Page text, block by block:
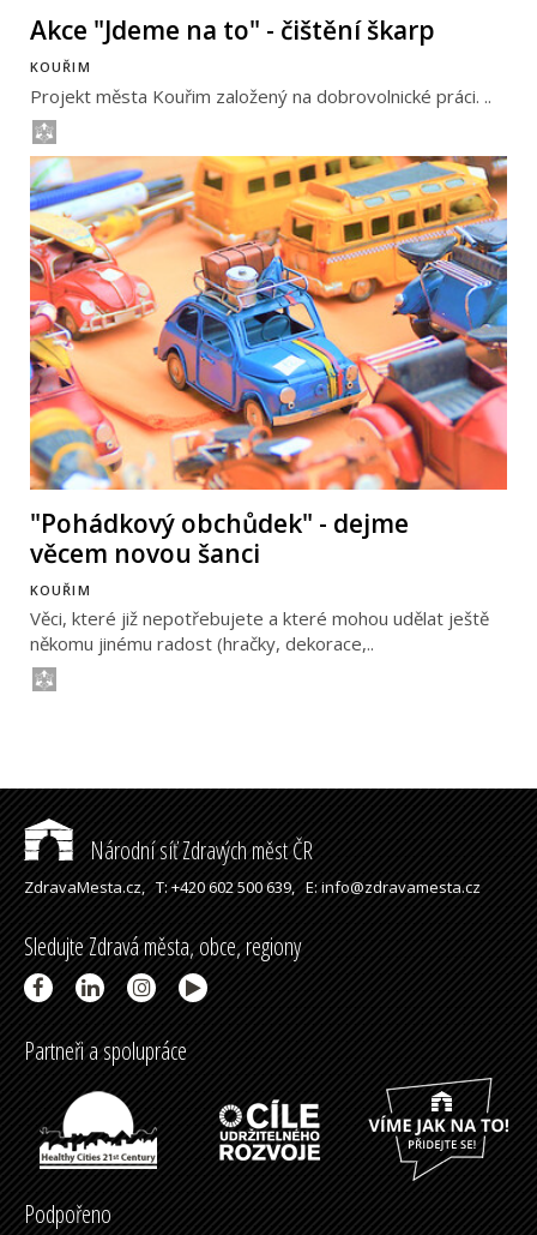
Akce "Jdeme na to" - čištění škarp
KOUŘIM
Projekt města Kouřim založený na dobrovolnické práci. ..
"Pohádkový obchůdek" - dejme
věcem novou šanci
KOUŘIM
Věci, které již nepotřebujete a které mohou udělat ještě
někomu jinému radost (hračky, dekorace,..
Národní síť Zdravých měst ČR
ZdravaMesta.cz,T: +420 602 500 639,E: info@zdravamesta.cz
Sledujte Zdravá města, obce, regiony
Partneři a spolupráce
Podpořeno